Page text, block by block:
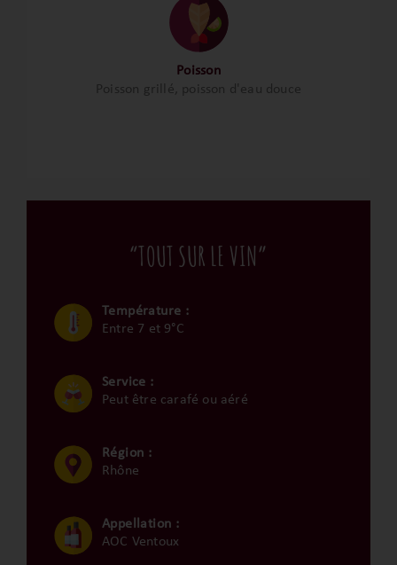
Poisson
Poisson grillé, poisson d'eau douce
“TOUT SUR LE VIN”
Température :
Entre 7 et 9°C
Service :
Peut être carafé ou aéré
Région :
Rhône
Appellation :
AOC Ventoux